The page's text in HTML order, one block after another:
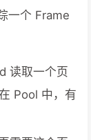
一个 Frame
读取一个页
Pool 中，有